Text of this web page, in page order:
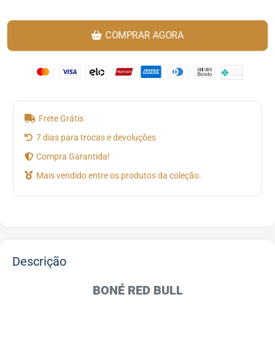
COMPRAR AGORA
Frete Grátis
7 dias para trocas e devoluções
Compra Garantida!
Mais vendido entre os produtos da coleção.
Descrição
BONÉ RED BULL